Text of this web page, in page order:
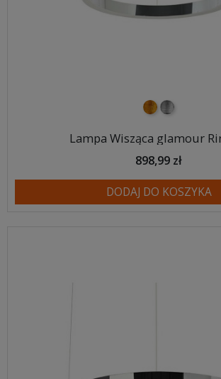
złotysrebrny
Lampa Wisząca glamour
898,99 zł
DODAJ DO KOSZYKA